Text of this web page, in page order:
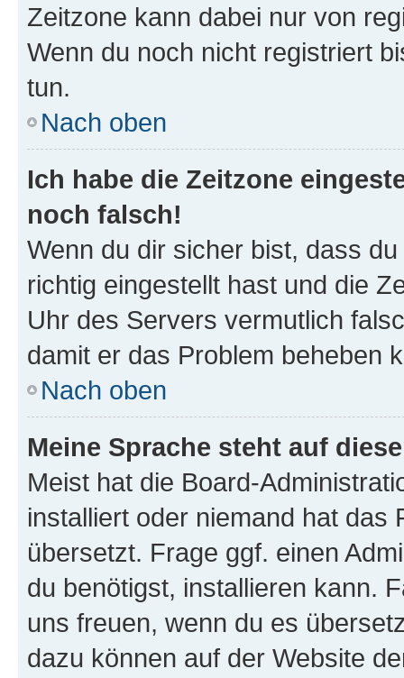
Zeitzone kann dabei nur von
Wenn du noch nicht registriert
tun.
Nach oben
Ich habe die Zeitzone
noch falsch!
Wenn du dir sicher bist, dass
richtig eingestellt hast und die
Uhr des Servers vermutlich
damit er das Problem beheben
Nach oben
Meine Sprache steht auf
Meist hat die Board-
installiert oder niemand hat das
übersetzt. Frage ggf. einen
du benötigst, installieren kann.
uns freuen, wenn du es
dazu können auf der Website